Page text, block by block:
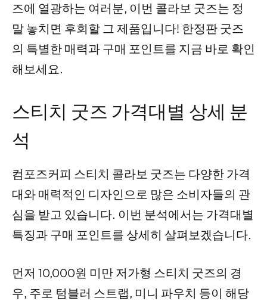
즈에 열광하는 여러분, 이번 콜라보 굿즈는 정
말 놓치면 후회할 그 제품입니다! 한정판 굿즈
의 특별한 매력과 구매 포인트를 지금 바로 확인
해보세요.
스티치 굿즈 가격대별 상세 분
석
컴포즈커피 스티치 콜라보 굿즈는 다양한 가격
대와 매력적인 디자인으로 많은 소비자들의 관
심을 받고 있습니다. 이번 분석에서는 가격대별
특징과 구매 포인트를 상세히 살펴보겠습니다.
먼저 10,000원 미만 저가형 스티치 굿즈의 경
우, 주로 텀블러 스트랩, 미니 파우치 등이 해당